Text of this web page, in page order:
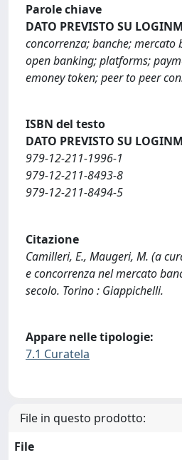
Parole chiave
DATO PREVISTO SU
concorrenza; banche;
open banking; platforms;
emoney token; peer to peer
ISBN del testo
DATO PREVISTO SU
979-12-211-1996-1
979-12-211-8493-8
979-12-211-8494-5
Citazione
Camilleri, E., Maugeri, M. (a
e concorrenza nel mercato
secolo. Torino : Giappichelli.
Appare nelle tipologie:
7.1 Curatela
File in questo prodotto:
File